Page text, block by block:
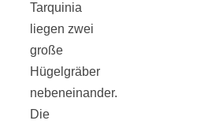
Tarquinia
liegen zwei
große
Hügelgräber
nebeneinander.
Die